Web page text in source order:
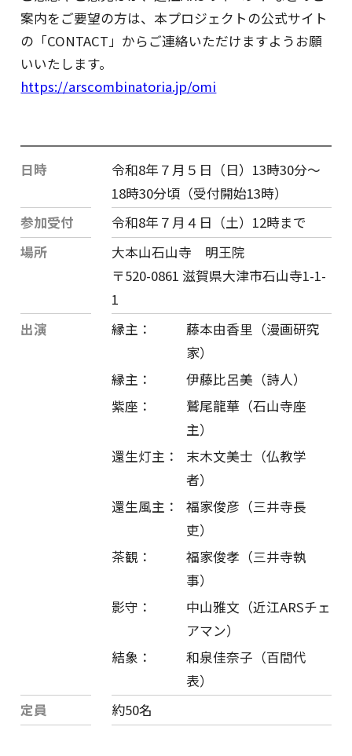
案内をご要望の方は、本プロジェクトの公式サイト
の「CONTACT」からご連絡いただけますようお願
いいたします。
https://arscombinatoria.jp/omi
日時
令和8年７月５日（日）13時30分〜
18時30分頃（受付開始13時）
参加受付
令和8年７月４日（土）12時まで
場所
大本山石山寺 明王院
〒520-0861 滋賀県大津市石山寺1-1-
1
出演
縁主：
藤本由香里（漫画研究
家）
縁主：
伊藤比呂美（詩人）
紫座：
鷲尾龍華（石山寺座
主）
還生灯主：
末木文美士（仏教学
者）
還生風主：
福家俊彦（三井寺長
吏）
茶観：
福家俊孝（三井寺執
事）
影守：
中山雅文（近江ARSチェ
アマン）
結象：
和泉佳奈子（百間代
表）
定員
約50名